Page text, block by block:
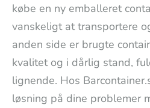
købe en ny emballeret
vanskeligt at transportere
anden side er brugte
kvalitet og i dårlig stand,
lignende. Hos
løsning på dine problemer